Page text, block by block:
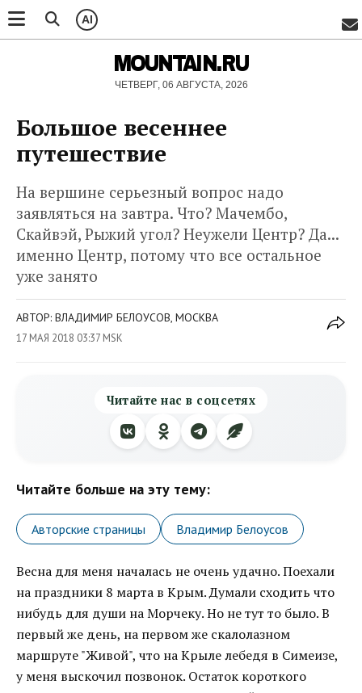
AI
MOUNTAIN.RU
ЧЕТВЕРГ, 06 АВГУСТА, 2026
Большое весеннее
путешествие
На вершине серьезный вопрос надо
заявляться на завтра. Что? Мачембо,
Скайвэй, Рыжий угол? Неужели Центр? Да...
именно Центр, потому что все остальное
уже занято
АВТОР: ВЛАДИМИР БЕЛОУСОВ, МОСКВА
17 МАЯ 2018 03:37 MSK
Читайте нас в соцсетях
Читайте больше на эту тему:
Авторские страницы Владимир Белоусов
Весна для меня началась не очень удачно. Поехали
на праздники 8 марта в Крым. Думали сходить что
нибудь для души на Морчеку. Но не тут то было. В
первый же день, на первом же скалолазном
маршруте "Живой", что на Крыле лебедя в Симеизе,
у меня выскочил позвонок. Остаток короткого